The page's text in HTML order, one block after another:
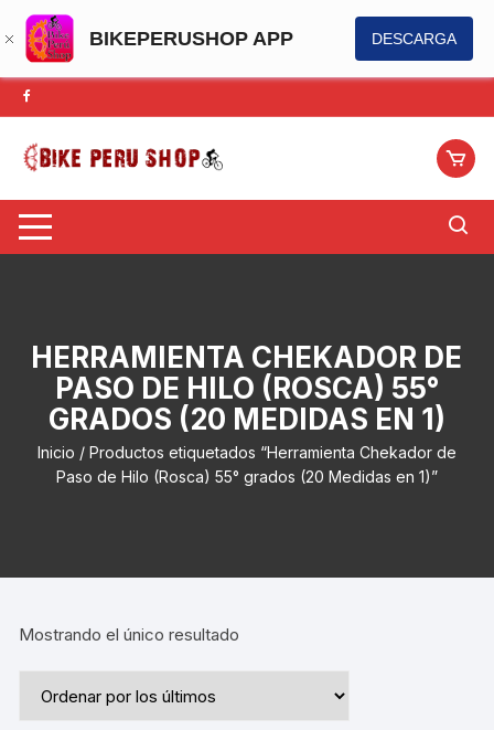
BIKEPERUSHOP APP DESCARGA
Saltar
al
contenido
HERRAMIENTA CHEKADOR DE
PASO DE HILO (ROSCA) 55°
GRADOS (20 MEDIDAS EN 1)
Inicio / Productos etiquetados “Herramienta Chekador de
Paso de Hilo (Rosca) 55° grados (20 Medidas en 1)”
Mostrando el único resultado